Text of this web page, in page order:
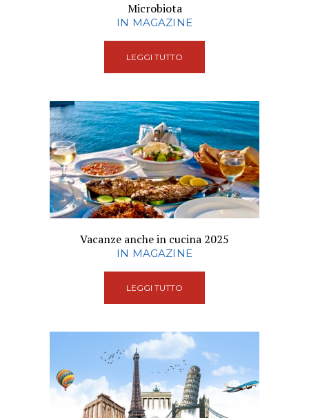
Microbiota
IN MAGAZINE
LEGGI TUTTO
Vacanze anche in cucina 2025
IN MAGAZINE
LEGGI TUTTO